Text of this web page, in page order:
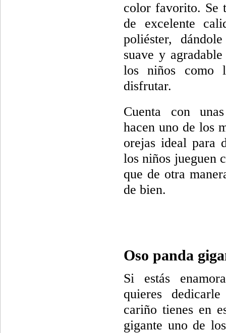
color favorito. Se
de excelente
poliéster,
suave y
los niños como
disfrutar.
Cuenta con
hacen uno de los
orejas ideal para
los niños jueguen
que de otra
de bien.
Oso panda
Si estás
quieres
cariño tienes en
gigante uno de